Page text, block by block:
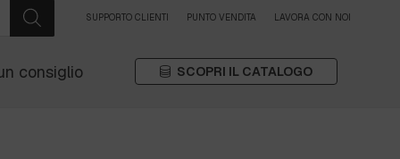
SUPPORTO CLIENTI PUNTO VENDITA LAVORA CON NOI
consiglio SCOPRI IL CATALOGO